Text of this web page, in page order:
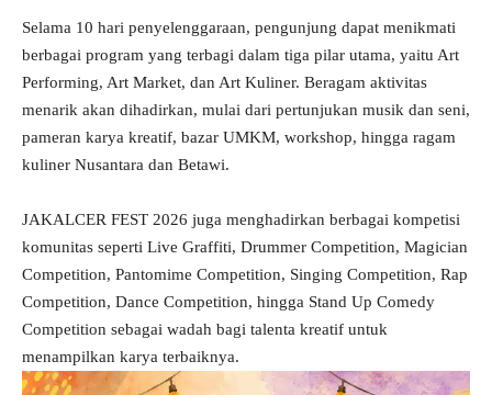
Selama 10 hari penyelenggaraan, pengunjung dapat menikmati
berbagai program yang terbagi dalam tiga pilar utama, yaitu Art
Performing, Art Market, dan Art Kuliner. Beragam aktivitas
menarik akan dihadirkan, mulai dari pertunjukan musik dan seni,
pameran karya kreatif, bazar UMKM, workshop, hingga ragam
kuliner Nusantara dan Betawi.
JAKALCER FEST 2026 juga menghadirkan berbagai kompetisi
komunitas seperti Live Graffiti, Drummer Competition, Magician
Competition, Pantomime Competition, Singing Competition, Rap
Competition, Dance Competition, hingga Stand Up Comedy
Competition sebagai wadah bagi talenta kreatif untuk
menampilkan karya terbaiknya.